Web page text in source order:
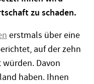
zu schaden.
erstmals über eine
auf der zehn
Davon
haben. Ihnen